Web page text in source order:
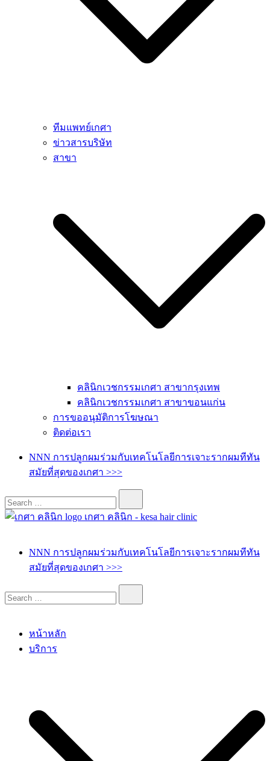
ทีมแพทย์เกศา
ข่าวสารบริษัท
สาขา
คลินิกเวชกรรมเกศา สาขากรุงเทพ
คลินิกเวชกรรมเกศา สาขาขอนแก่น
การขออนุมัติการโฆษณา
ติดต่อเรา
NNN การปลูกผมร่วมกับเทคโนโลยีการเจาะรากผมทีทัน
สมัยที่สุดของเกศา >>>
NNN การปลูกผมร่วมกับเทคโนโลยีการเจาะรากผมทีทัน
สมัยที่สุดของเกศา >>>
หน้าหลัก
บริการ